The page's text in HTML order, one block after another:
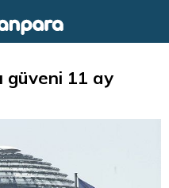
güveni 11 ay